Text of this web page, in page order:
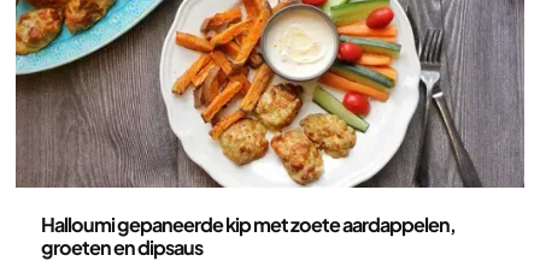
Halloumi gepaneerde kip met zoete aardappelen,
groeten en dipsaus